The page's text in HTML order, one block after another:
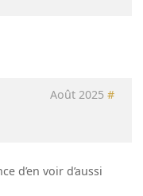
Août 2025 #
d’en voir d’aussi